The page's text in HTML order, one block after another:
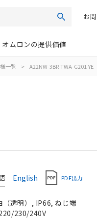
検索お
オムロンの提供価値
一覧 > A22NW-3BR-TWA-G201-YE
English PDF出力
透明）, IP66, ねじ端
230/240V